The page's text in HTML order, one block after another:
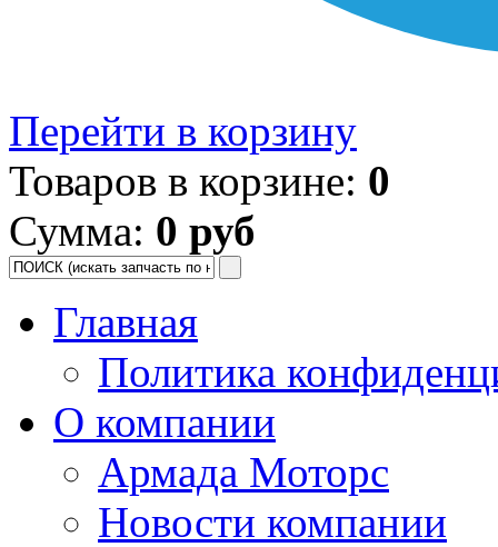
Перейти в корзину
Товаров в корзине: 0
Сумма: 0 руб
Главная
Политика
О компании
Армада Моторс
Новости компании